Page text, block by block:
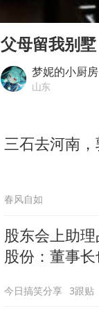
父母留我别
梦妮的小厨房
山东
三石去河南
春风自如
股东会上助
股份：董事
今日搞笑分享 3跟贴